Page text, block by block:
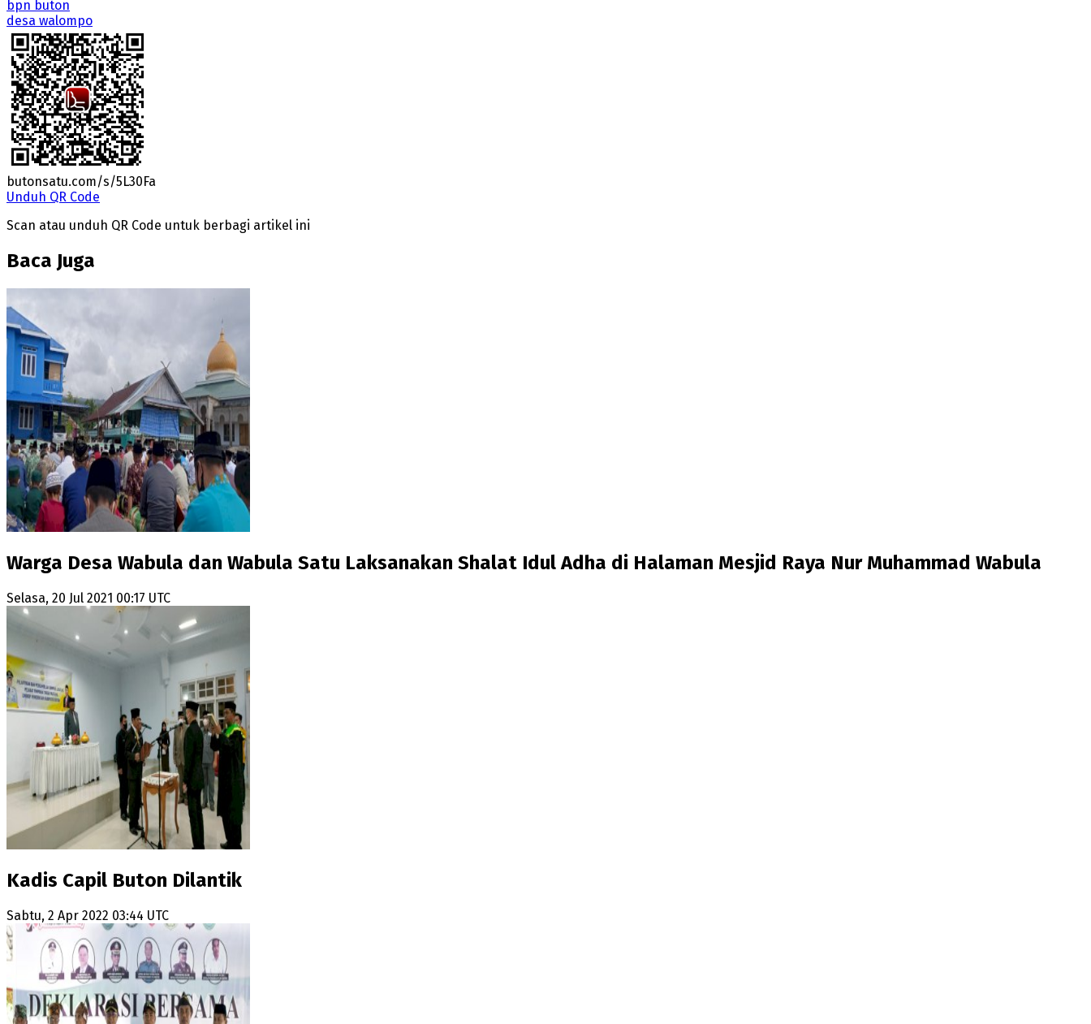
bpn buton
desa walompo
butonsatu.com/s/5L30Fa
Unduh QR Code
Scan atau unduh QR Code untuk berbagi artikel ini
Baca Juga
Warga Desa Wabula dan Wabula Satu Laksanakan Shalat Idul Adha di Halaman Mesjid Raya Nur Muhammad Wabula
Selasa, 20 Jul 2021 00:17 UTC
Kadis Capil Buton Dilantik
Sabtu, 2 Apr 2022 03:44 UTC